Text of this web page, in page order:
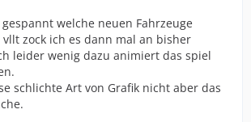
welche neuen Fahrzeuge
zock ich es dann mal an bisher
leider wenig dazu animiert das spiel
schlichte Art von Grafik nicht aber das